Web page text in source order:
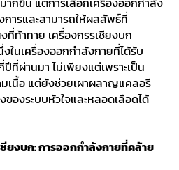
ารและสามารถให้ผลลัพธ์ที่
ท้าทาย เครื่องกรรเชียงบก
ในเครื่องออกกำลังกายที่ได้รับ
ที่ผ่านมา ไม่เพียงแต่เพราะเป็น
เนื้อ แต่ยังช่วยเผาผลาญแคลอรี
ของระบบหัวใจและหลอดเลือดได้
ยงบก: การออกกำลังกายที่คล้าย